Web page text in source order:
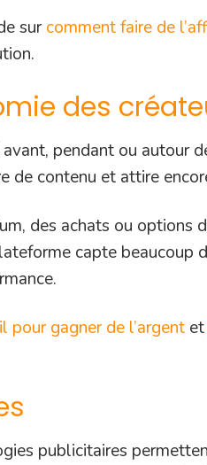
surcomment faire de
des
pendant ou autour
contenu et attire
des achats ou options
capte beaucoup
pour gagner de l’argent et
publicitaires